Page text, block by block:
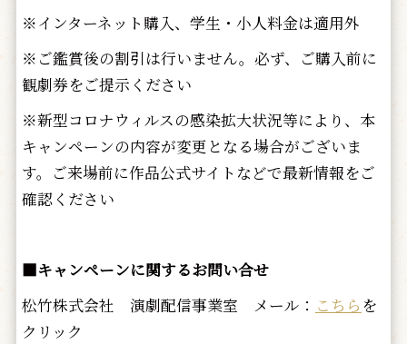
※インターネット購入、学生・小人料金は適用外
※ご鑑賞後の割引は行いません。必ず、ご購入前に
観劇券をご提示ください
※新型コロナウィルスの感染拡大状況等により、本
キャンペーンの内容が変更となる場合がございま
す。ご来場前に作品公式サイトなどで最新情報をご
確認ください
■キャンペーンに関するお問い合せ
松竹株式会社 演劇配信事業室 メール： こちら を
クリック